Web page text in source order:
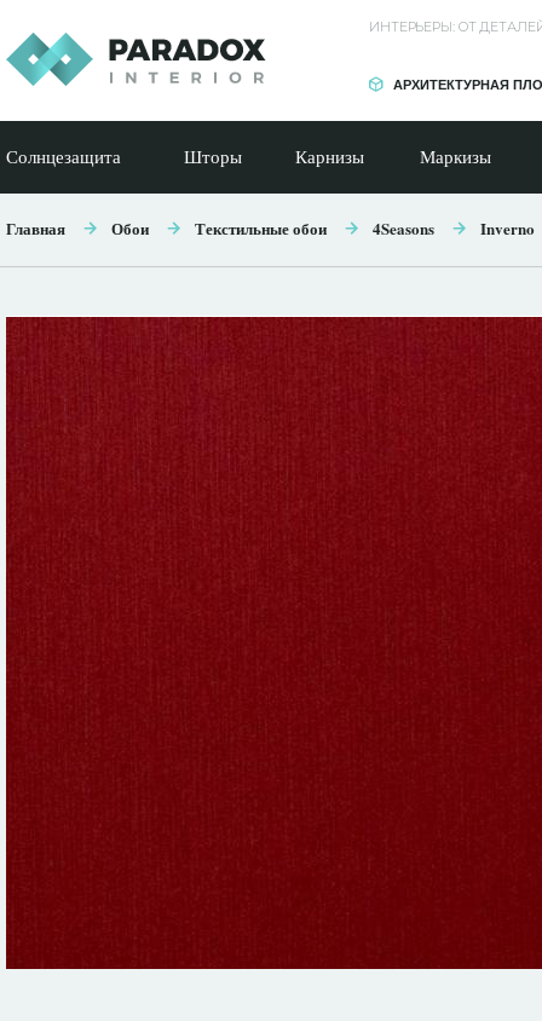
ИНТЕРЬЕРЫ: ОТ
АРХИТЕКТУРНАЯ
Солнцезащита Шторы Карнизы Маркизы
Главная Обои Текстильные обои 4Seasons Inverno